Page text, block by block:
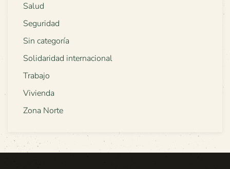
Salud
Seguridad
Sin categoría
Solidaridad internacional
Trabajo
Vivienda
Zona Norte